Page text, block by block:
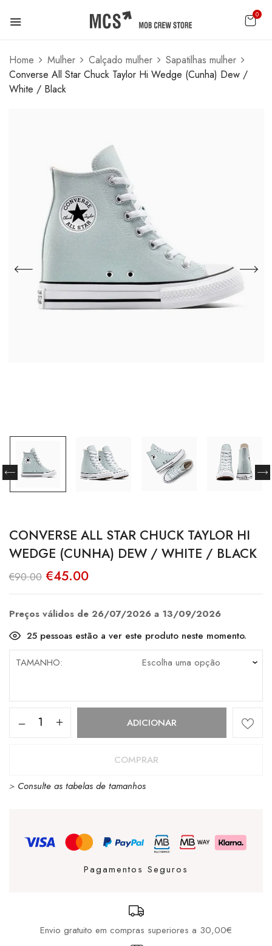
0
Home Mulher Calçado mulher
Sapatilhas mulher
Converse All Star Chuck Taylor Hi Wedge (Cunha) Dew /
White / Black
CONVERSE ALL STAR CHUCK TAYLOR HI
WEDGE (CUNHA) DEW / WHITE / BLACK
€90.00 O
preço
original
€90.00.
€45.00O
atual
€45.00.
Preços válidos de 26/07/2026 a 13/09/2026
25 pessoas estão a ver este produto neste momento.
TAMANHO
Quantidade
Star
ADICIONAR
COMPRAR
> Consulte as tabelas de tamanhos
Pagamentos Seguros
Envio gratuito em compras superiores a 30,00€